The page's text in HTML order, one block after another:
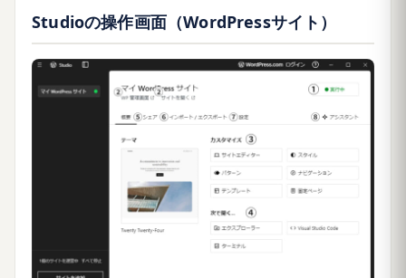
Studioの操作画面（WordPressサイト ）